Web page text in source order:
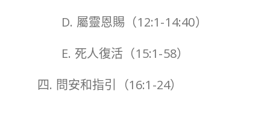
D. 屬靈恩賜（12:1-14:40）
E. 死人復活（15:1-58）
四. 問安和指引（16:1-24）